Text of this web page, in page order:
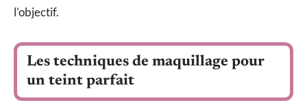
l’objectif.
Les techniques de maquillage pour
un teint parfait